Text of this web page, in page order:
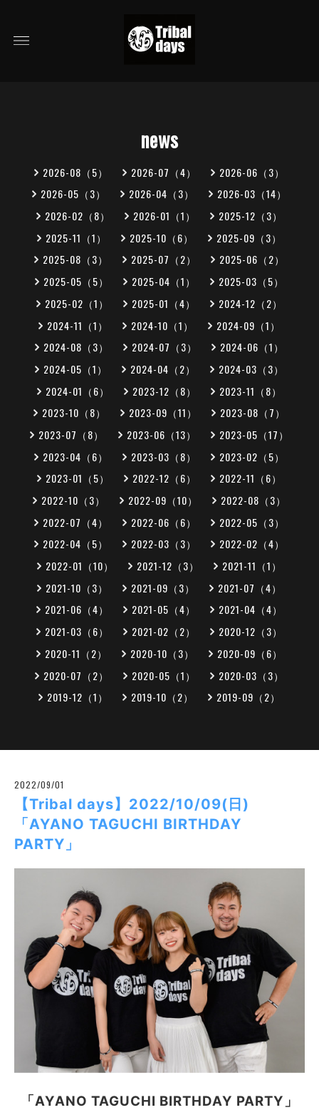
news
2026-08（5） 2026-07（4）
2026-06（3）
2026-05（3）
2026-04（3）
2026-03（14）
2026-02（8）
2026-01（1）
2025-12（3）
2025-11（1）
2025-10（6）
2025-09（3）
2025-08（3）
2025-07（2）
2025-06（2）
2025-05（5）
2025-04（1）
2025-03（5）
2025-02（1）
2025-01（4）
2024-12（2）
2024-11（1）
2024-10（1）
2024-09（1）
2024-08（3）
2024-07（3）
2024-06（1）
2024-05（1）
2024-04（2）
2024-03（3）
2024-01（6）
2023-12（8）
2023-11（8）
2023-10（8）
2023-09（11）
2023-08（7）
2023-07（8）
2023-06（13）
2023-05（17）
2023-04（6）
2023-03（8）
2023-02（5）
2023-01（5）
2022-12（6）
2022-11（6）
2022-10（3）
2022-09（10）
2022-08（3）
2022-07（4）
2022-06（6）
2022-05（3）
2022-04（5）
2022-03（3）
2022-02（4）
2022-01（10）
2021-12（3）
2021-11（1）
2021-10（3）
2021-09（3）
2021-07（4）
2021-06（4）
2021-05（4）
2021-04（4）
2021-03（6）
2021-02（2）
2020-12（3）
2020-11（2）
2020-10（3）
2020-09（6）
2020-07（2）
2020-05（1）
2020-03（3）
2019-12（1）
2019-10（2） 2019-09（2）
2022/09/01
【Tribal days】2022/10/09(日)
「AYANO TAGUCHI BIRTHDAY
PARTY」
「AYANO TAGUCHI BIRTHDAY PARTY」